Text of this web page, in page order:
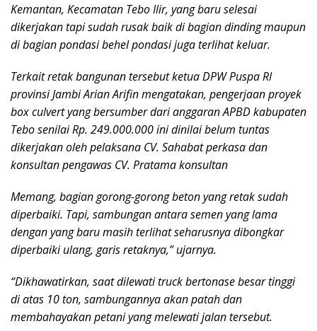
Kemantan, Kecamatan Tebo Ilir, yang baru selesai
dikerjakan tapi sudah rusak baik di bagian dinding maupun
di bagian pondasi behel pondasi juga terlihat keluar.
Terkait retak bangunan tersebut ketua DPW Puspa RI
provinsi Jambi Arian Arifin mengatakan, pengerjaan proyek
box culvert yang bersumber dari anggaran APBD kabupaten
Tebo senilai Rp. 249.000.000 ini dinilai belum tuntas
dikerjakan oleh pelaksana CV. Sahabat perkasa dan
konsultan pengawas CV. Pratama konsultan
Memang, bagian gorong-gorong beton yang retak sudah
diperbaiki. Tapi, sambungan antara semen yang lama
dengan yang baru masih terlihat seharusnya dibongkar
diperbaiki ulang, garis retaknya,” ujarnya.
“Dikhawatirkan, saat dilewati truck bertonase besar tinggi
di atas 10 ton, sambungannya akan patah dan
membahayakan petani yang melewati jalan tersebut.